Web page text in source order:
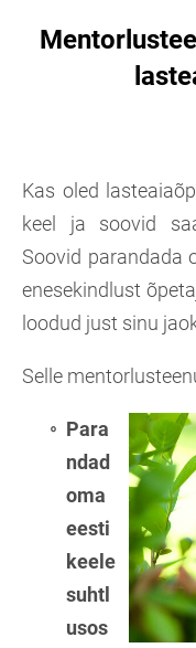
Kas oled
keel ja soovid
Soovid parandada
enesekindlust
loodud just sinu
Selle
Para
ndad
oma
eesti
keele
suhtl
usos